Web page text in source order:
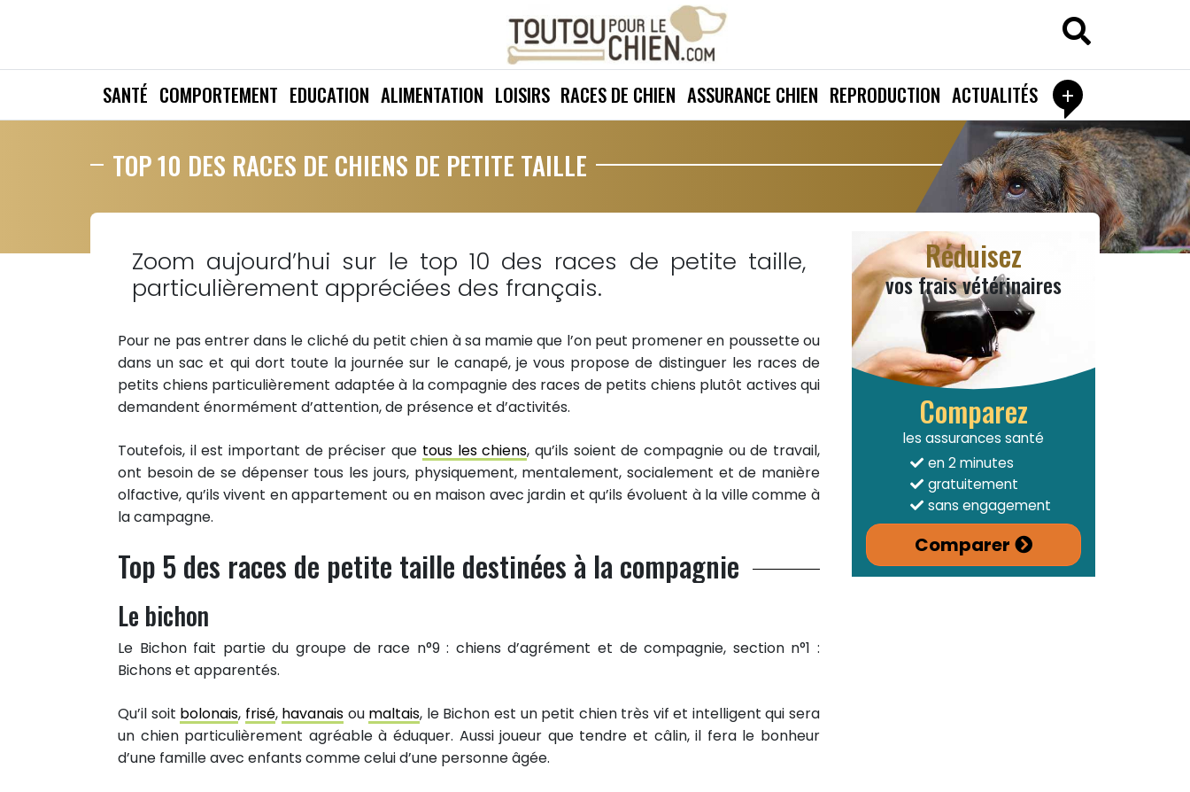
SANTÉ COMPORTEMENT EDUCATION ALIMENTATION LOISIRS RACES DE CHIEN ASSURANCE CHIEN REPRODUCTION ACTUALITÉS +
TOP 10 DES RACES DE CHIENS DE PETITE TAILLE
Zoom aujourd’hui sur le top 10 des races de petite taille,
particulièrement appréciées des français.
Pour ne pas entrer dans le cliché du petit chien à sa mamie que l’on peut promener en poussette ou
dans un sac et qui dort toute la journée sur le canapé, je vous propose de distinguer les races de
petits chiens particulièrement adaptée à la compagnie des races de petits chiens plutôt actives qui
demandent énormément d’attention, de présence et d’activités.
Toutefois, il est important de préciser que tous les chiens, qu’ils soient de compagnie ou de travail,
ont besoin de se dépenser tous les jours, physiquement, mentalement, socialement et de manière
olfactive, qu’ils vivent en appartement ou en maison avec jardin et qu’ils évoluent à la ville comme à
la campagne.
Top 5 des races de petite taille destinées à la compagnie
Le bichon
Le Bichon fait partie du groupe de race n°9 : chiens d’agrément et de compagnie, section n°1 :
Bichons et apparentés.
Qu’il soit bolonais, frisé, havanais ou maltais, le Bichon est un petit chien très vif et intelligent qui sera
un chien particulièrement agréable à éduquer. Aussi joueur que tendre et câlin, il fera le bonheur
d’une famille avec enfants comme celui d’une personne âgée.
Réduisez
vos frais vétérinaires
Comparez
les assurances santé
en 2 minutes
gratuitement
sans engagement
Comparer